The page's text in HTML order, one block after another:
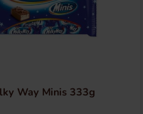
Way Minis 333g